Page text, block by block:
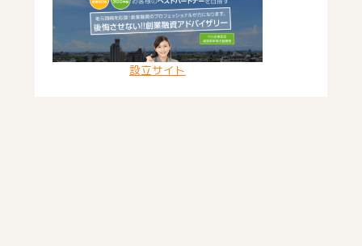
設立サイト